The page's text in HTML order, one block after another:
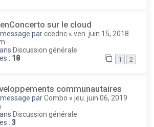
sur le cloud
parccedric « ven. juin 15, 2018
Discussion générale
: 18 1 2
communautaires
parCombo « jeu. juin 06, 2019
Discussion générale
: 3